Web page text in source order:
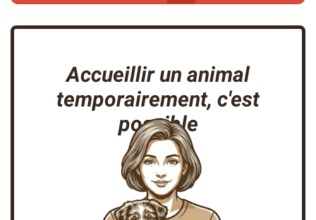
Accueillir un animal
temporairement, c'est
possible